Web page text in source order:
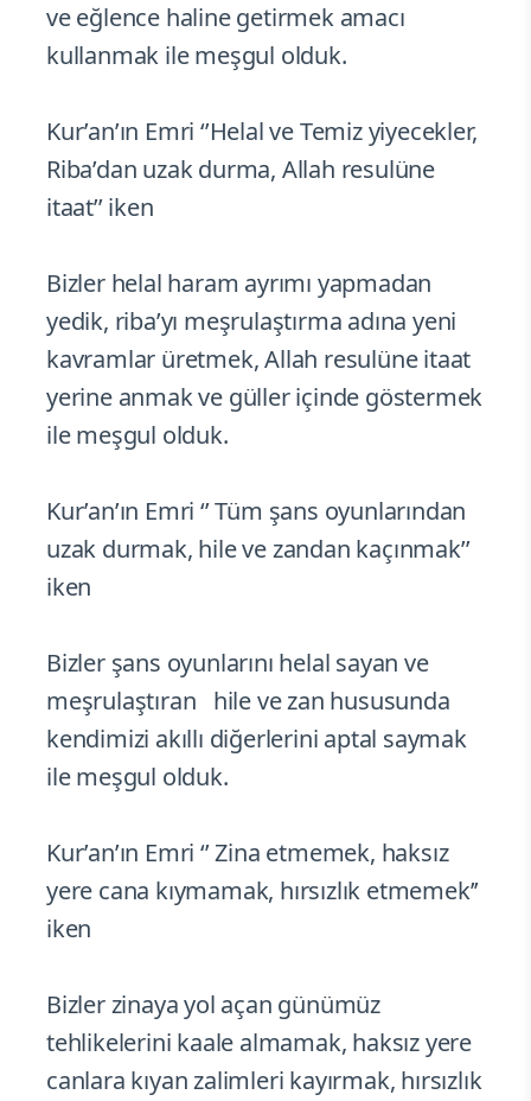
ve eğlence haline getirmek amacı
kullanmak ile meşgul olduk.
Kur’an’ın Emri ‘’Helal ve Temiz yiyecekler,
Riba’dan uzak durma, Allah resulüne
itaat’’ iken
Bizler helal haram ayrımı yapmadan
yedik, riba’yı meşrulaştırma adına yeni
kavramlar üretmek, Allah resulüne itaat
yerine anmak ve güller içinde göstermek
ile meşgul olduk.
Kur’an’ın Emri ‘’ Tüm şans oyunlarından
uzak durmak, hile ve zandan kaçınmak’’
iken
Bizler şans oyunlarını helal sayan ve
meşrulaştıran hile ve zan hususunda
kendimizi akıllı diğerlerini aptal saymak
ile meşgul olduk.
Kur’an’ın Emri ‘’ Zina etmemek, haksız
yere cana kıymamak, hırsızlık etmemek’’
iken
Bizler zinaya yol açan günümüz
tehlikelerini kaale almamak, haksız yere
canlara kıyan zalimleri kayırmak, hırsızlık